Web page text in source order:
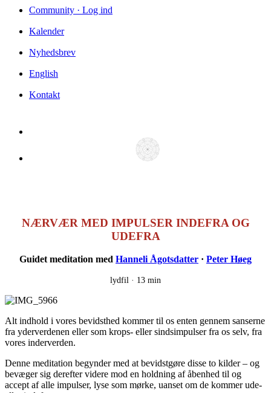
Community · Log ind
Kalender
Nyhedsbrev
English
Kontakt
NÆRVÆR MED IMPULSER INDEFRA OG
UDEFRA
Guidet meditation med Hanneli Ågotsdatter · Peter Høeg
lydfil · 13 min
Alt indhold i vores bevidsthed kommer til os enten gennem sanserne
fra yderverdenen eller som krops- eller sindsimpulser fra os selv, fra
vores inderverden.
Denne meditation begynder med at bevidstgøre disse to kilder – og
bevæger sig derefter videre mod en holdning af åbenhed til og
accept af alle impulser, lyse som mørke, uanset om de kommer ude-